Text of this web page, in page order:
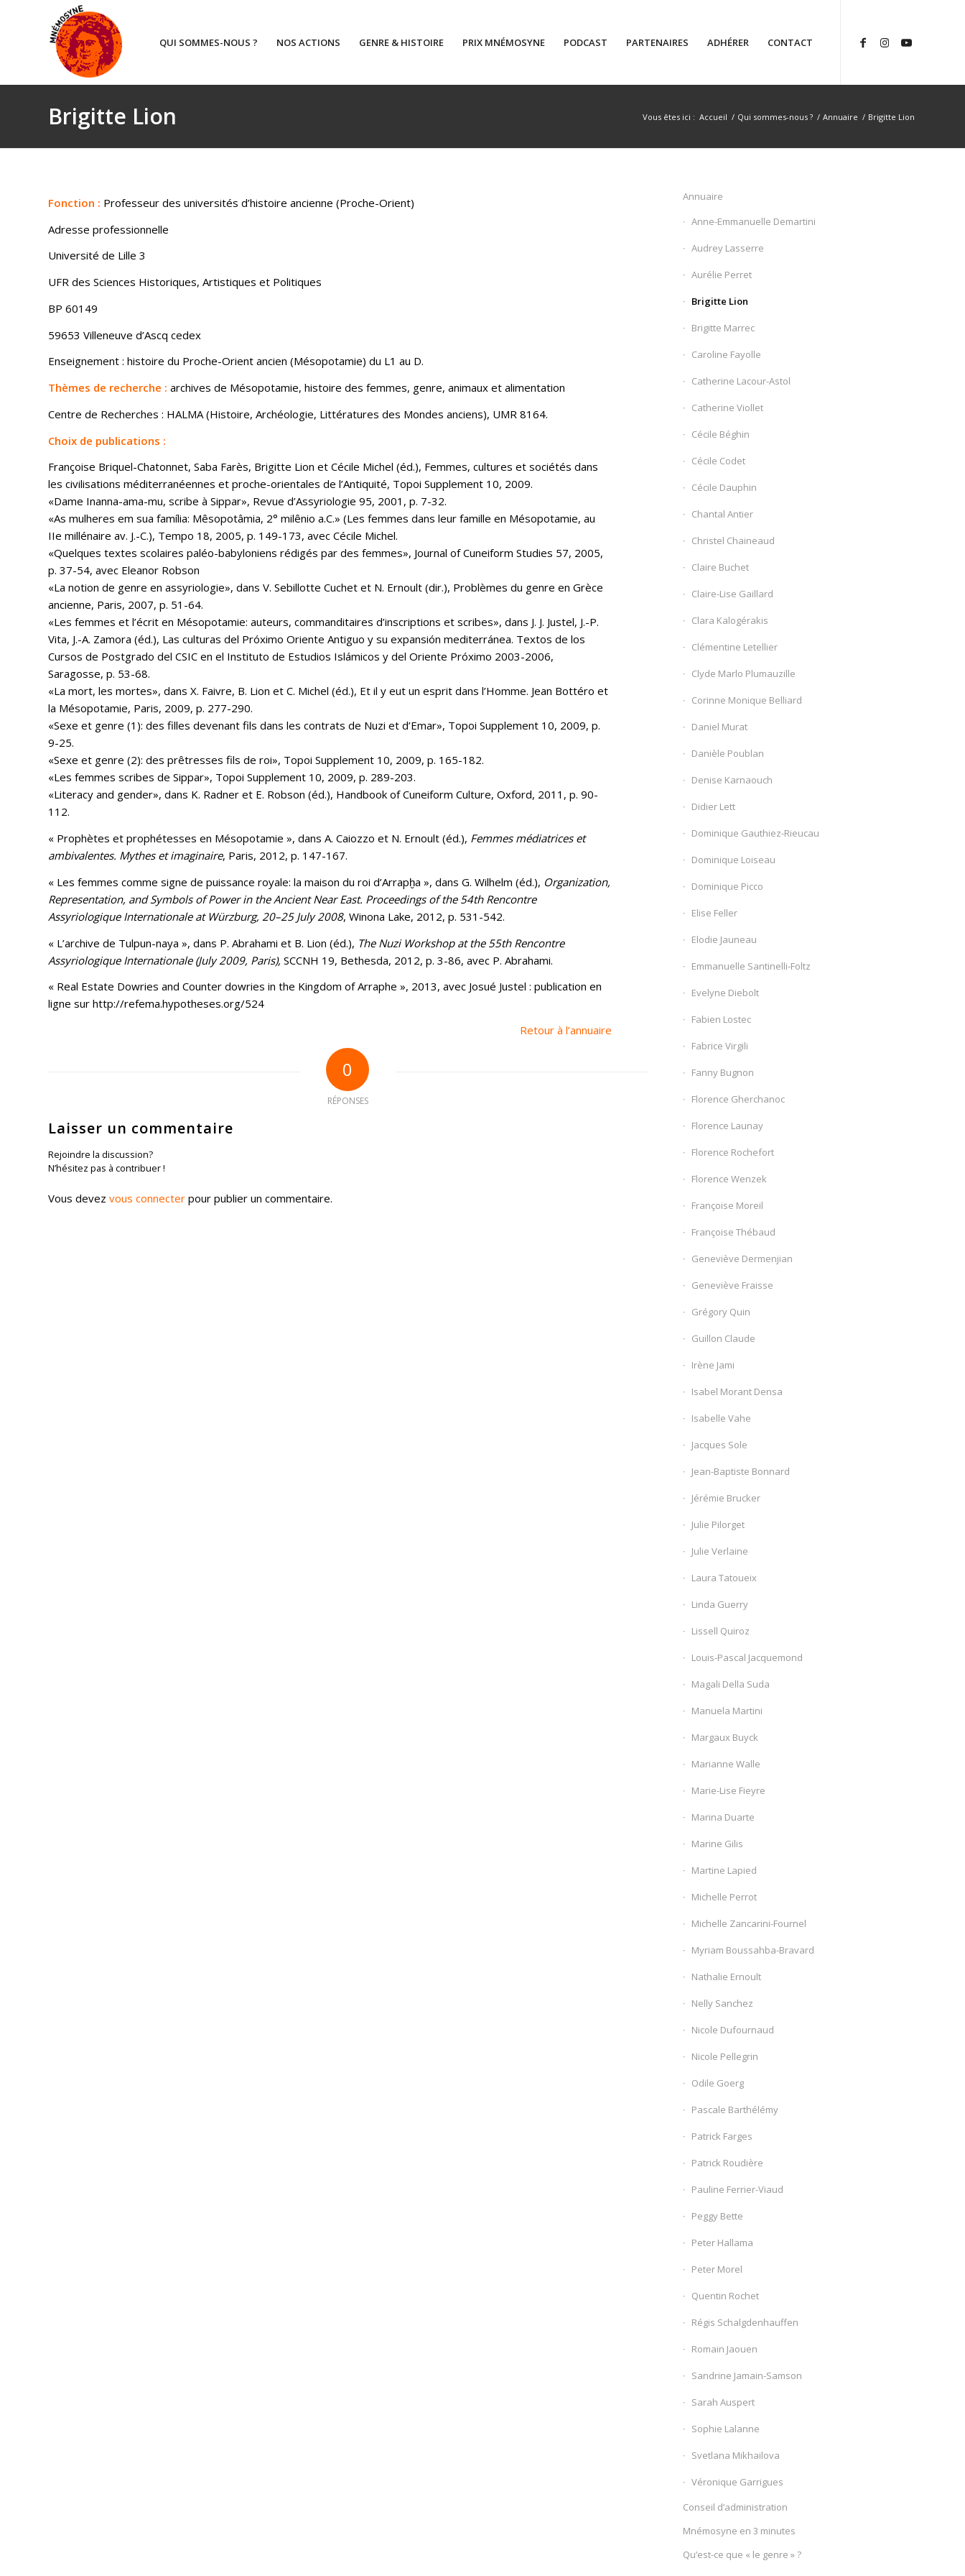
QUI SOMMES-NOUS ? NOS ACTIONS GENRE & HISTOIRE PRIX MNÉMOSYNE PODCAST PARTENAIRES ADHÉRER CONTACT
Brigitte Lion Vous êtes ici : Accueil / Qui sommes-nous ? / Annuaire / Brigitte Lion
Fonction : Professeur des universités d’histoire ancienne (Proche-Orient)
Adresse professionnelle
Université de Lille 3
UFR des Sciences Historiques, Artistiques et Politiques
BP 60149
59653 Villeneuve d’Ascq cedex
Enseignement : histoire du Proche-Orient ancien (Mésopotamie) du L1 au D.
Thèmes de recherche : archives de Mésopotamie, histoire des femmes, genre, animaux et alimentation
Centre de Recherches : HALMA (Histoire, Archéologie, Littératures des Mondes anciens), UMR 8164.
Choix de publications :
Françoise Briquel-Chatonnet, Saba Farès, Brigitte Lion et Cécile Michel (éd.), Femmes, cultures et sociétés dans
les civilisations méditerranéennes et proche-orientales de l’Antiquité, Topoi Supplement 10, 2009.
«Dame Inanna-ama-mu, scribe à Sippar», Revue d’Assyriologie 95, 2001, p. 7-32.
«As mulheres em sua família: Mêsopotâmia, 2° milênio a.C.» (Les femmes dans leur famille en Mésopotamie, au
IIe millénaire av. J.-C.), Tempo 18, 2005, p. 149-173, avec Cécile Michel.
«Quelques textes scolaires paléo-babyloniens rédigés par des femmes», Journal of Cuneiform Studies 57, 2005,
p. 37-54, avec Eleanor Robson
«La notion de genre en assyriologie», dans V. Sebillotte Cuchet et N. Ernoult (dir.), Problèmes du genre en Grèce
ancienne, Paris, 2007, p. 51-64.
«Les femmes et l’écrit en Mésopotamie: auteurs, commanditaires d’inscriptions et scribes», dans J. J. Justel, J.-P.
Vita, J.-A. Zamora (éd.), Las culturas del Próximo Oriente Antiguo y su expansión mediterránea. Textos de los
Cursos de Postgrado del CSIC en el Instituto de Estudios Islámicos y del Oriente Próximo 2003-2006,
Saragosse, p. 53-68.
«La mort, les mortes», dans X. Faivre, B. Lion et C. Michel (éd.), Et il y eut un esprit dans l’Homme. Jean Bottéro et
la Mésopotamie, Paris, 2009, p. 277-290.
«Sexe et genre (1): des filles devenant fils dans les contrats de Nuzi et d’Emar», Topoi Supplement 10, 2009, p.
9-25.
«Sexe et genre (2): des prêtresses fils de roi», Topoi Supplement 10, 2009, p. 165-182.
«Les femmes scribes de Sippar», Topoi Supplement 10, 2009, p. 289-203.
«Literacy and gender», dans K. Radner et E. Robson (éd.), Handbook of Cuneiform Culture, Oxford, 2011, p. 90-
112.
« Prophètes et prophétesses en Mésopotamie », dans A. Caiozzo et N. Ernoult (éd.), Femmes médiatrices et
ambivalentes. Mythes et imaginaire, Paris, 2012, p. 147-167.
« Les femmes comme signe de puissance royale: la maison du roi d’Arrapḫa », dans G. Wilhelm (éd.), Organization,
Representation, and Symbols of Power in the Ancient Near East. Proceedings of the 54th Rencontre
Assyriologique Internationale at Würzburg, 20–25 July 2008, Winona Lake, 2012, p. 531-542.
« L’archive de Tulpun-naya », dans P. Abrahami et B. Lion (éd.), The Nuzi Workshop at the 55th Rencontre
Assyriologique Internationale (July 2009, Paris), SCCNH 19, Bethesda, 2012, p. 3-86, avec P. Abrahami.
« Real Estate Dowries and Counter dowries in the Kingdom of Arraphe », 2013, avec Josué Justel : publication en
ligne sur http://refema.hypotheses.org/524
Retour à l’annuaire
0
RÉPONSES
Laisser un commentaire
Rejoindre la discussion?
N’hésitez pas à contribuer !
Vous devez vous connecter pour publier un commentaire.
Annuaire
Anne-Emmanuelle Demartini
Audrey Lasserre
Aurélie Perret
Brigitte Lion
Brigitte Marrec
Caroline Fayolle
Catherine Lacour-Astol
Catherine Viollet
Cécile Béghin
Cécile Codet
Cécile Dauphin
Chantal Antier
Christel Chaineaud
Claire Buchet
Claire-Lise Gaillard
Clara Kalogérakis
Clémentine Letellier
Clyde Marlo Plumauzille
Corinne Monique Belliard
Daniel Murat
Danièle Poublan
Denise Karnaouch
Didier Lett
Dominique Gauthiez-Rieucau
Dominique Loiseau
Dominique Picco
Elise Feller
Elodie Jauneau
Emmanuelle Santinelli-Foltz
Evelyne Diebolt
Fabien Lostec
Fabrice Virgili
Fanny Bugnon
Florence Gherchanoc
Florence Launay
Florence Rochefort
Florence Wenzek
Françoise Moreil
Françoise Thébaud
Geneviève Dermenjian
Geneviève Fraisse
Grégory Quin
Guillon Claude
Irène Jami
Isabel Morant Densa
Isabelle Vahe
Jacques Sole
Jean-Baptiste Bonnard
Jérémie Brucker
Julie Pilorget
Julie Verlaine
Laura Tatoueix
Linda Guerry
Lissell Quiroz
Louis-Pascal Jacquemond
Magali Della Suda
Manuela Martini
Margaux Buyck
Marianne Walle
Marie-Lise Fieyre
Marina Duarte
Marine Gilis
Martine Lapied
Michelle Perrot
Michelle Zancarini-Fournel
Myriam Boussahba-Bravard
Nathalie Ernoult
Nelly Sanchez
Nicole Dufournaud
Nicole Pellegrin
Odile Goerg
Pascale Barthélémy
Patrick Farges
Patrick Roudière
Pauline Ferrier-Viaud
Peggy Bette
Peter Hallama
Peter Morel
Quentin Rochet
Régis Schalgdenhauffen
Romain Jaouen
Sandrine Jamain-Samson
Sarah Auspert
Sophie Lalanne
Svetlana Mikhailova
Véronique Garrigues
Conseil d’administration
Mnémosyne en 3 minutes
Qu’est-ce que « le genre » ?